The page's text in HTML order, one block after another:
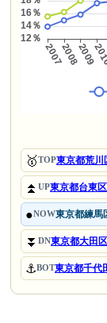
🥇TOP東京都荒川
⏫UP東京都台東区
●NOW東京都練馬
⏬DN東京都大田
⚓BOT東京都千代